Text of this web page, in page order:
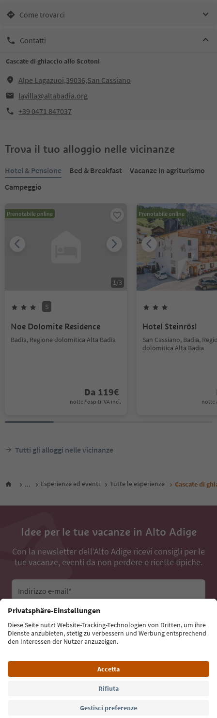
Come trovarci
Contatti
Cascate di ghiaccio allo Scotoni
Alpe Lagazuoi,39036,San Cassiano
lavilla@altabadia.org
+39 0471 847037
Trova il tuo alloggio nelle vicinanze
Hotel & Pensione Bed & Breakfast
Vacanze in agriturismo
Campeggio
Prenotabile online
1/3
S
Noe Dolomite Residence
Badia, Regione dolomitica Alta Badia
Da 119€
notte / ospiti IVA incl.
Prenotabile online
Hotel Steinrösl
San Cassiano, Badia,
dolomitica Alta Badia
notte
Tutti gli alloggi nelle vicinanze
... Esperienze ed eventi Tutte le esperienze Cascate di
Idee per le tue vacanze in Alto Adige
Con la newsletter dell’Alto Adige ricevi consigli per le
tue vacanze, eventi da non perdere e ricette tipiche.
Indirizzo e-mail*
Iscriviti alla newsletter